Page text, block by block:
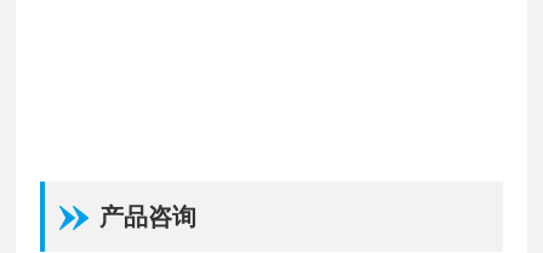
产品咨询